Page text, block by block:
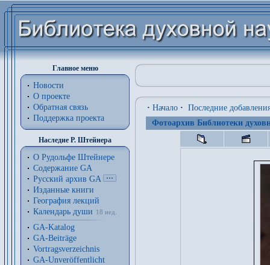
Главное меню
Новости
О проекте
Обратная связь
Поддержка проекта
Наследие Р. Штейнера
О Рудольфе Штейнере
Содержание GA
Русский архив GA
Изданные книги
География лекций
Календарь души
18 нед.
GA-Katalog
GA-Beiträge
Vortragsverzeichnis
GA-Unveröffentlicht
· Начало · Последние
Фотоархив Библиотеки